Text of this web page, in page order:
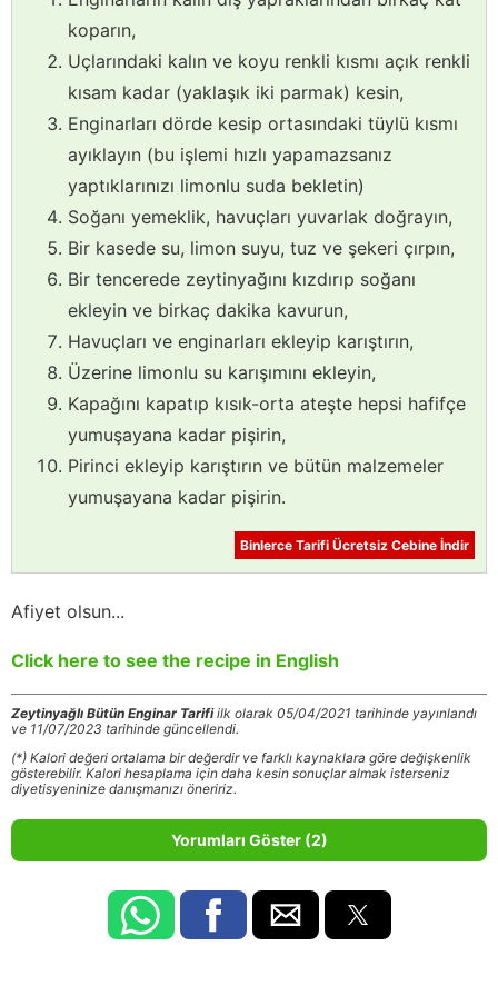
koparın,
Uçlarındaki kalın ve koyu renkli kısmı açık renkli
kısam kadar (yaklaşık iki parmak) kesin,
Enginarları dörde kesip ortasındaki tüylü kısmı
ayıklayın (bu işlemi hızlı yapamazsanız
yaptıklarınızı limonlu suda bekletin)
Soğanı yemeklik, havuçları yuvarlak doğrayın,
Bir kasede su, limon suyu, tuz ve şekeri çırpın,
Bir tencerede zeytinyağını kızdırıp soğanı
ekleyin ve birkaç dakika kavurun,
Havuçları ve enginarları ekleyip karıştırın,
Üzerine limonlu su karışımını ekleyin,
Kapağını kapatıp kısık-orta ateşte hepsi hafifçe
yumuşayana kadar pişirin,
Pirinci ekleyip karıştırın ve bütün malzemeler
yumuşayana kadar pişirin.
Binlerce Tarifi Ücretsiz Cebine İndir
Afiyet olsun...
Click here to see the recipe in English
Zeytinyağlı Bütün Enginar Tarifiilk olarak 05/04/2021 tarihinde yayınlandı
ve 11/07/2023 tarihinde güncellendi.
(*) Kalori değeri ortalama bir değerdir ve farklı kaynaklara göre değişkenlik
gösterebilir. Kalori hesaplama için daha kesin sonuçlar almak isterseniz
diyetisyeninize danışmanızı öneririz.
Yorumları Göster (2)